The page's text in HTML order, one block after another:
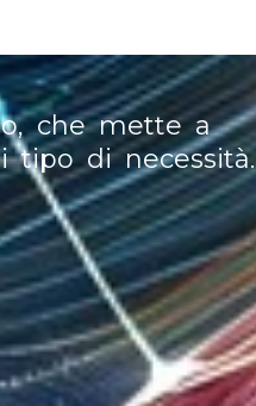
che mette a
tipo di necessità.